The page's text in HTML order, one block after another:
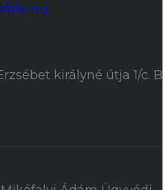
királyné útja 1/c. B